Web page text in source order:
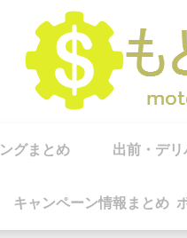
グまとめ 出前・デリ
キャンペーン情報まとめ